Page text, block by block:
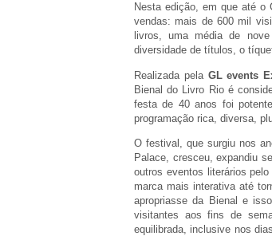
Nesta edição, em que até o
vendas: mais de 600 mil
livros, uma média de
diversidade de títulos, o
Realizada pela GL events
Bienal do Livro Rio é
festa de 40 anos foi
programação rica, diversa,
O festival, que surgiu nos
Palace, cresceu, expandiu
outros eventos literários
marca mais interativa até
apropriasse da Bienal e
visitantes aos fins de
equilibrada, inclusive nos